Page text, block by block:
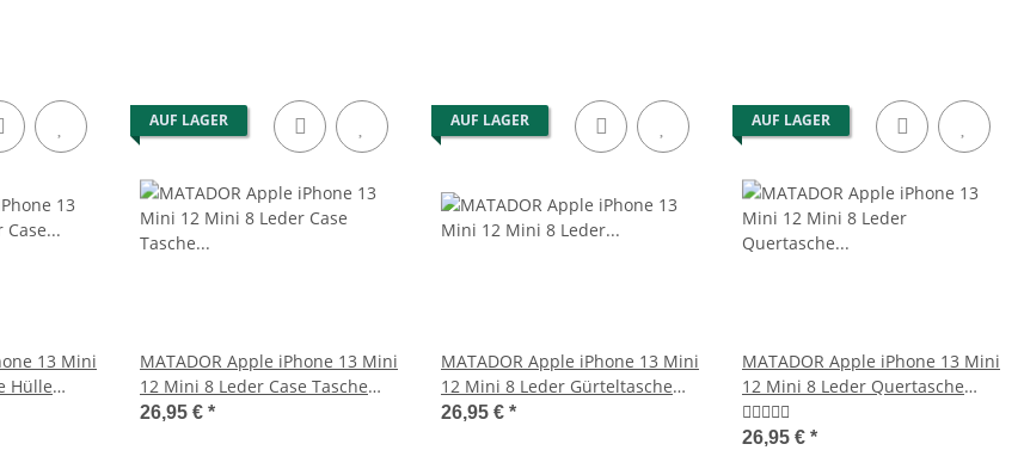
13 Mini
Hülle
AUF LAGER
MATADOR Apple iPhone 13 Mini
12 Mini 8 Leder Case Tasche
Braun
26,95 € *
AUF LAGER
MATADOR Apple iPhone 13 Mini
12 Mini 8 Leder Gürteltasche
Clip Braun
26,95 € *
AUF LAGER
MATADOR Apple iPhone 13 Mini
12 Mini 8 Leder Quertasche
Braun
26,95 € *
Set
MATADOR Leder Schultertasche
Brusttasche mit Handyfach
MATADOR BRISBANE Echt Leder
Universal Gürteltasche Klett 6.9
MATADOR Leder Umhängetasche
13 Zoll Tablettasche 2 Farben